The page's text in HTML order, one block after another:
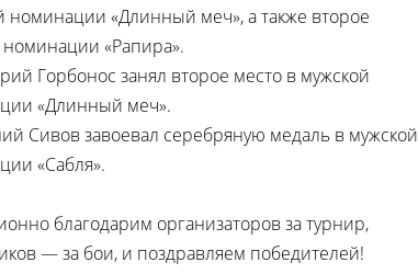
номинации «Длинный меч», а также второе
номинации «Рапира».
Горбонос занял второе место в мужской
«Длинный меч».
Сивов завоевал серебряную медаль в мужской
«Сабля».
благодарим организаторов за турнир,
— за бои, и поздравляем победителей!